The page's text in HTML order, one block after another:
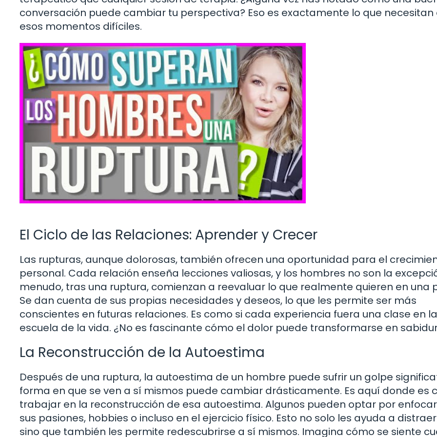
conversación puede cambiar tu perspectiva? Eso es exactamente lo que necesitan
esos momentos difíciles.
El Ciclo de las Relaciones: Aprender y Crecer
Las rupturas, aunque dolorosas, también ofrecen una oportunidad para el
personal. Cada relación enseña lecciones valiosas, y los hombres no son la
menudo, tras una ruptura, comienzan a reevaluar lo que realmente quieren en una
Se dan cuenta de sus propias necesidades y deseos, lo que les permite ser más
conscientes en futuras relaciones. Es como si cada experiencia fuera una clase en la
escuela de la vida. ¿No es fascinante cómo el dolor puede transformarse en
La Reconstrucción de la Autoestima
Después de una ruptura, la autoestima de un hombre puede sufrir un golpe
forma en que se ven a sí mismos puede cambiar drásticamente. Es aquí donde es
trabajar en la reconstrucción de esa autoestima. Algunos pueden optar por
sus pasiones, hobbies o incluso en el ejercicio físico. Esto no solo les ayuda a
sino que también les permite redescubrirse a sí mismos. Imagina cómo se siente